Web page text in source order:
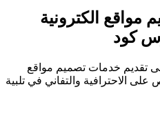
مواقع الكترونية
كود
خدمات تصميم مواقع
على الاحترافية والتفاني في تلبية